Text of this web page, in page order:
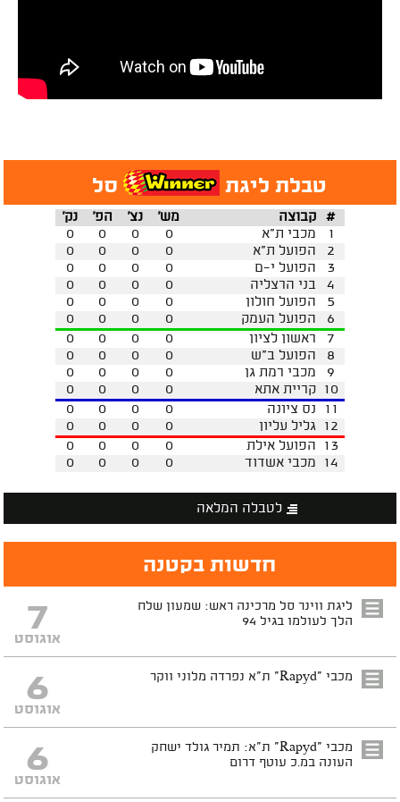
טבלת ליגת סל
נק' הפ' נצ' מש' קבוצה
#
0
0 0 0 מכבי ת"א
1
0
0 0 0 הפועל ת"א
2
0
0 0 0 הפועל י-ם
3
0
0 0 0 בני הרצליה
4
0
0 0 0 הפועל חולון
5
0
0 0 0 הפועל העמק
6
0
0 0 0 ראשון לציון
7
0
0 0 0 הפועל ב"ש
8
0
0 0 0 מכבי רמת גן
9
0
0 0 0 קריית אתא 10
0
0 0 0 נס ציונה
11
0
0 0 0 גליל עליון 12
0
0 0 0 הפועל אילת
13
0
0 0 0 מכבי אשדוד 14
לטבלה המלאה
חדשות בקטנה
ליגת ווינר סל מרכינה ראש: שמעון שלח
הלך לעולמו בגיל 94
7
אוגוסט
מכבי "Rapyd" ת"א נפרדה מלוני ווקר 6
אוגוסט
מכבי "Rapyd" ת"א: תמיר גולד ישחק
העונה במ.כ עוטף דרום
6
אוגוסט